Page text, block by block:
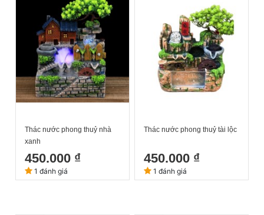
Thác nước phong thuỷ nhà
xanh
450.000 ₫
1 đánh giá
Thác nước phong thuỷ tài lộc
450.000 ₫
1 đánh giá